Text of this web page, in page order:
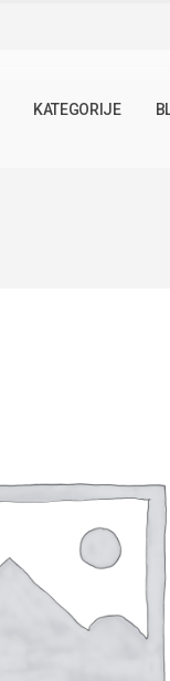
KATEGORIJE